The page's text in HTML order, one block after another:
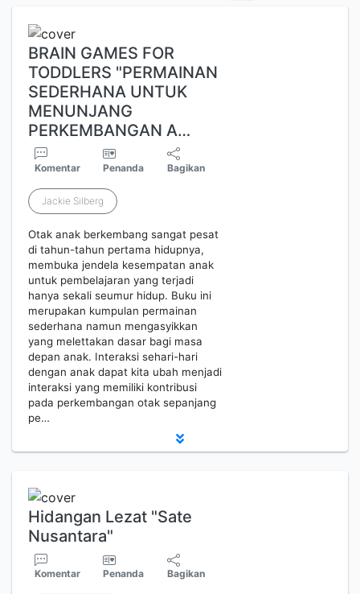
BRAIN GAMES FOR
TODDLERS "PERMAINAN
SEDERHANA UNTUK
MENUNJANG
PERKEMBANGAN A…
Komentar Penanda Bagikan
Jackie Silberg
Otak anak berkembang sangat pesat
di tahun-tahun pertama hidupnya,
membuka jendela kesempatan anak
untuk pembelajaran yang terjadi
hanya sekali seumur hidup. Buku ini
merupakan kumpulan permainan
sederhana namun mengasyikkan
yang melettakan dasar bagi masa
depan anak. Interaksi sehari-hari
dengan anak dapat kita ubah menjadi
interaksi yang memiliki kontribusi
pada perkembangan otak sepanjang
pe…
Hidangan Lezat "Sate
Nusantara"
Komentar Penanda Bagikan